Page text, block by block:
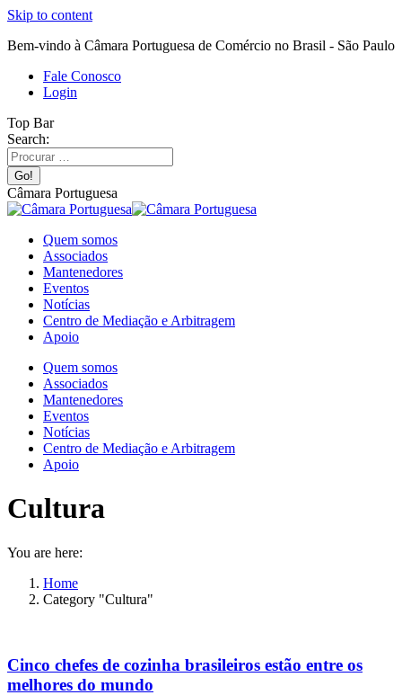
Skip to content
Bem-vindo à Câmara Portuguesa de Comércio no Brasil - São Paulo
Fale Conosco
Login
Top Bar
Search:
Câmara Portuguesa
Quem somos
Associados
Mantenedores
Eventos
Notícias
Centro de Mediação e Arbitragem
Apoio
Quem somos
Associados
Mantenedores
Eventos
Notícias
Centro de Mediação e Arbitragem
Apoio
Cultura
You are here:
Home
Category "Cultura"
Cinco chefes de cozinha brasileiros estão entre os
melhores do mundo